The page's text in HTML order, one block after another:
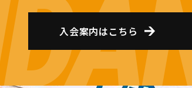
入会案内はこちら